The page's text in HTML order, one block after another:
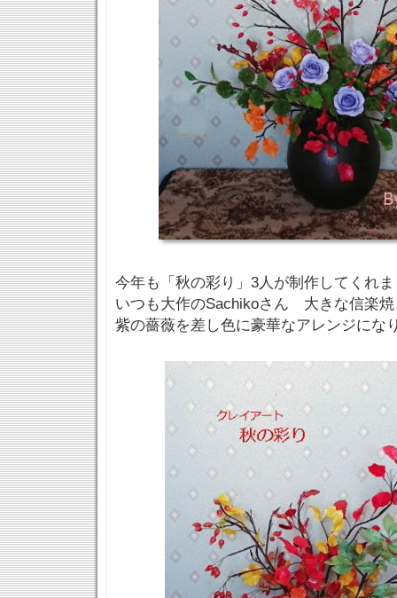
今年も「秋の彩り」3人が制作してくれ
いつも大作のSachikoさん 大きな信楽焼
紫の薔薇を差し色に豪華なアレンジにな